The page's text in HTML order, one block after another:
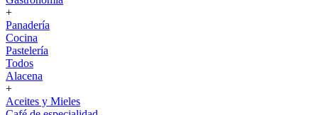
+
Panadería
Cocina
Pastelería
Todos
Alacena
+
Aceites y Mieles